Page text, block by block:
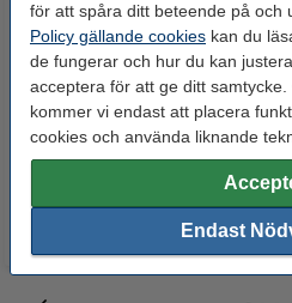
för att spåra ditt beteende på och
Policy gällande cookies kan du
de fungerar och hur du kan
acceptera för att ge ditt
kommer vi endast att placera
cookies och använda liknande
Endast
A4 380g 123ink
specialbomullsduk | 5 ark